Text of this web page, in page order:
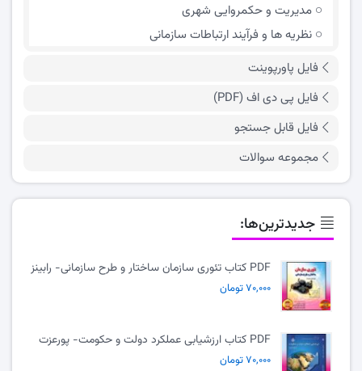
مدیریت و حکمروایی شهری
نظریه ها و فرآیند ارتباطات سازمانی
فایل پاورپوینت
فایل پی دی اف (PDF)
فایل قابل جستجو
مجموعه سوالات
جدیدترین‌ها:
PDF کتاب تئوری سازمان ساختار و طرح سازمانی- رابینز
۷۰,۰۰۰ تومان
PDF کتاب ارزشیابی عملکرد دولت و حکومت- پورعزت
۷۰,۰۰۰ تومان